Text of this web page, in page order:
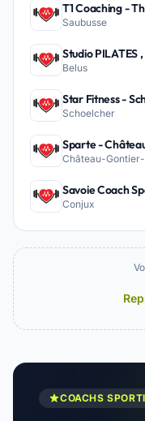
T1 Coaching -
Saubusse
Studio PILATES
PEYREHORADE
Belus
Star Fitness -
Schoelcher
Sparte -
Château-
Savoie Coach
Conjux
COACHS